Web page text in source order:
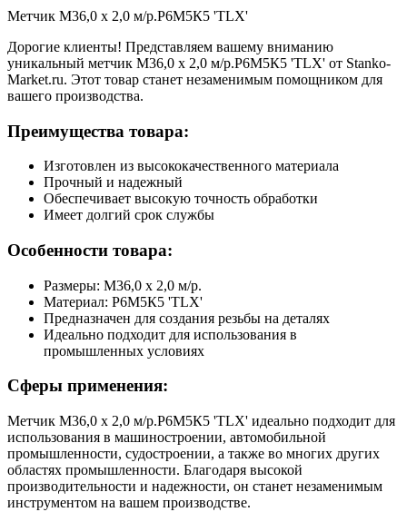
Метчик М36,0 х 2,0 м/р.Р6М5К5 'TLX'
Дорогие клиенты! Представляем вашему вниманию
уникальный метчик М36,0 х 2,0 м/р.Р6М5К5 'TLX' от Stanko-
Market.ru. Этот товар станет незаменимым помощником для
вашего производства.
Преимущества товара:
Изготовлен из высококачественного материала
Прочный и надежный
Обеспечивает высокую точность обработки
Имеет долгий срок службы
Особенности товара:
Размеры: М36,0 х 2,0 м/р.
Материал: Р6М5К5 'TLX'
Предназначен для создания резьбы на деталях
Идеально подходит для использования в
промышленных условиях
Сферы применения:
Метчик М36,0 х 2,0 м/р.Р6М5К5 'TLX' идеально подходит для
использования в машиностроении, автомобильной
промышленности, судостроении, а также во многих других
областях промышленности. Благодаря высокой
производительности и надежности, он станет незаменимым
инструментом на вашем производстве.